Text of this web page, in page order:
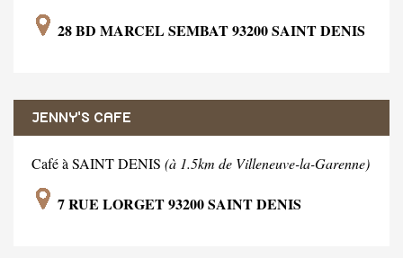
28 BD MARCEL SEMBAT 93200 SAINT DENIS
JENNY'S CAFE
Café à SAINT DENIS (à 1.5km de Villeneuve-la-Garenne)
7 RUE LORGET 93200 SAINT DENIS